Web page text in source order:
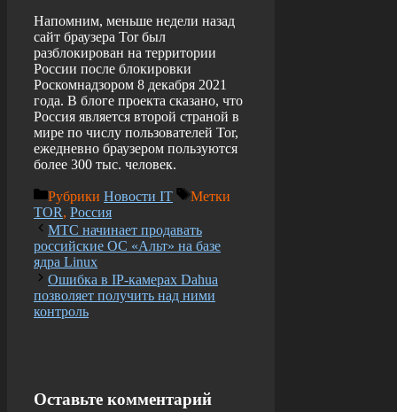
Напомним, меньше недели назад
сайт браузера Tor был
разблокирован на территории
России после блокировки
Роскомнадзором 8 декабря 2021
года. В блоге проекта сказано, что
Россия является второй страной в
мире по числу пользователей Tor,
ежедневно браузером пользуются
более 300 тыс. человек.
Рубрики Новости IT
Метки
TOR, Россия
МТС начинает продавать
российские ОС «Альт» на базе
ядра Linux
Ошибка в IP-камерах Dahua
позволяет получить над ними
контроль
Оставьте комментарий